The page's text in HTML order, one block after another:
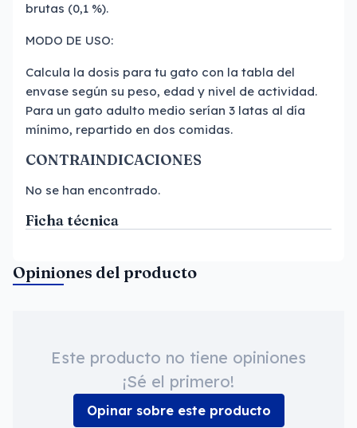
brutas (0,1 %).
MODO DE USO:
Calcula la dosis para tu gato con la tabla del
envase según su peso, edad y nivel de actividad.
Para un gato adulto medio serían 3 latas al día
mínimo, repartido en dos comidas.
CONTRAINDICACIONES
No se han encontrado.
Ficha técnica
Opiniones del producto
Este producto no tiene opiniones
¡Sé el primero!
Opinar sobre este producto